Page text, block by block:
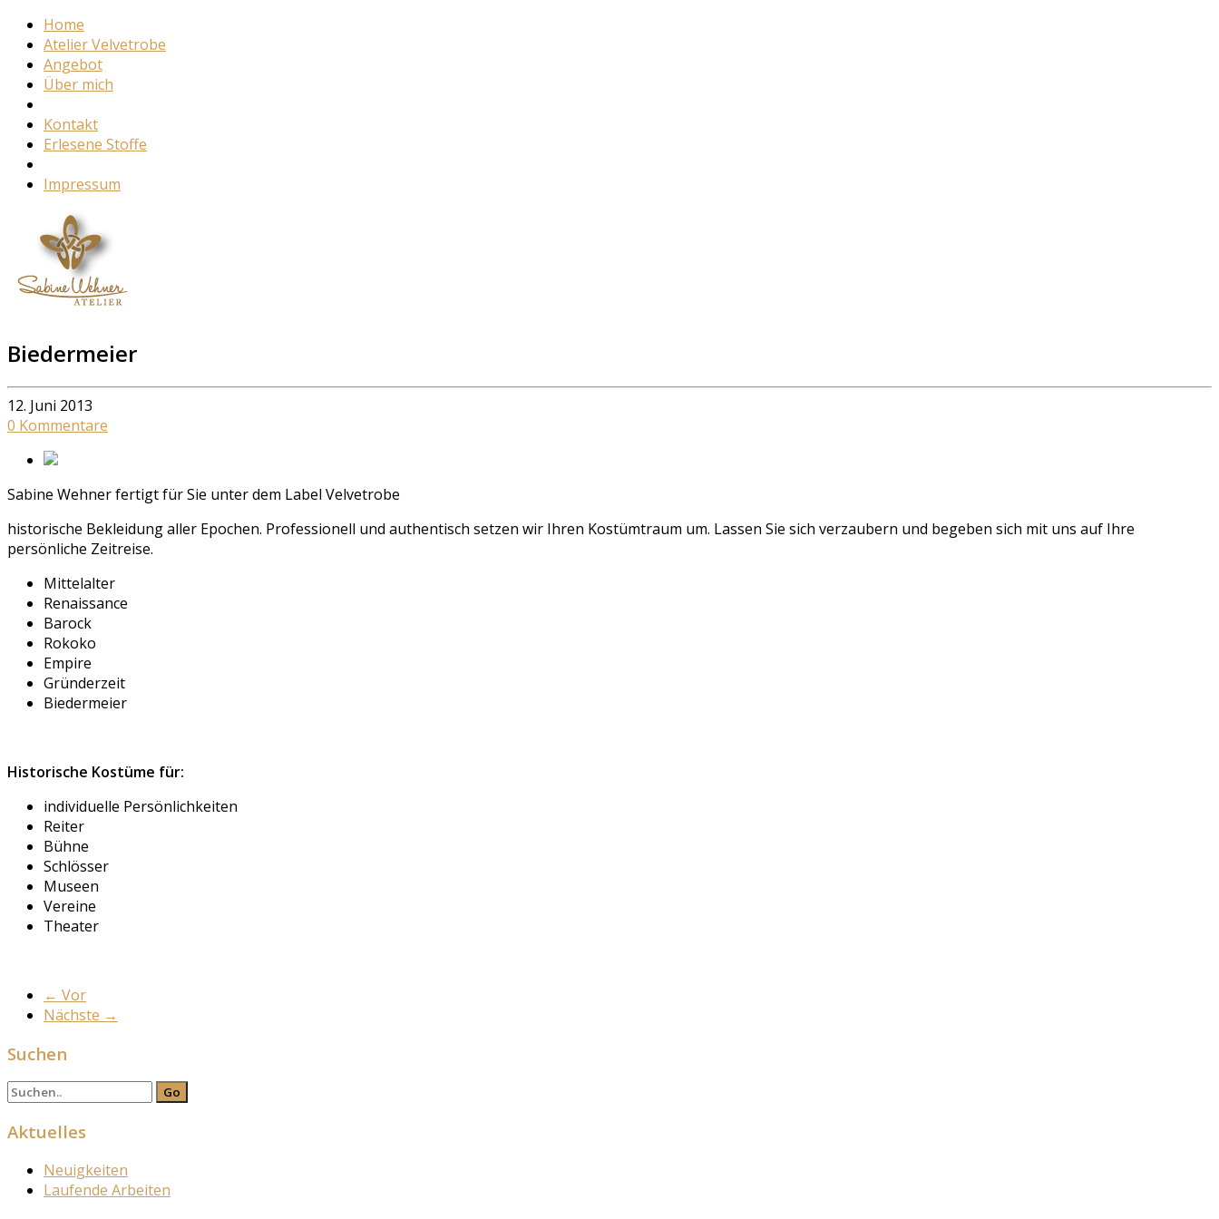
Home
Atelier Velvetrobe
Angebot
Über mich
Kontakt
Erlesene Stoffe
Impressum
Biedermeier
12. Juni 2013
0 Kommentare
Sabine Wehner fertigt für Sie unter dem Label Velvetrobe
historische Bekleidung aller Epochen. Professionell und authentisch setzen wir Ihren Kostümtraum um. Lassen Sie sich verzaubern und begeben sich mit uns auf Ihre
persönliche Zeitreise.
Mittelalter
Renaissance
Barock
Rokoko
Empire
Gründerzeit
Biedermeier
Historische Kostüme für:
individuelle Persönlichkeiten
Reiter
Bühne
Schlösser
Museen
Vereine
Theater
← Vor
Nächste →
Suchen
Aktuelles
Neuigkeiten
Laufende Arbeiten